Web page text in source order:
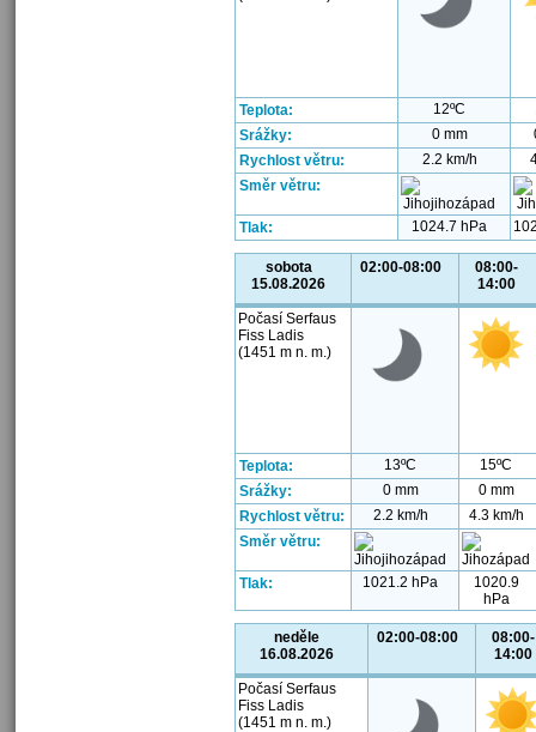
Teplota: 12ºC
Srážky:
0 mm
Rychlost větru:
2.2 km/h
Směr větru:
Tlak: 1024.7 hPa
sobota
15.08.2026
02:00-08:00
08:00-
14:00
Počasí Serfaus
Fiss Ladis
(1451 m n. m.)
Teplota: 13ºC
15ºC
Srážky:
0 mm
0 mm
Rychlost větru:
2.2 km/h
4.3 km/h
Směr větru:
Tlak: 1021.2 hPa
1020.9
hPa
neděle
16.08.2026
02:00-08:00
08:00-
14:00
Počasí Serfaus
Fiss Ladis
(1451 m n. m.)